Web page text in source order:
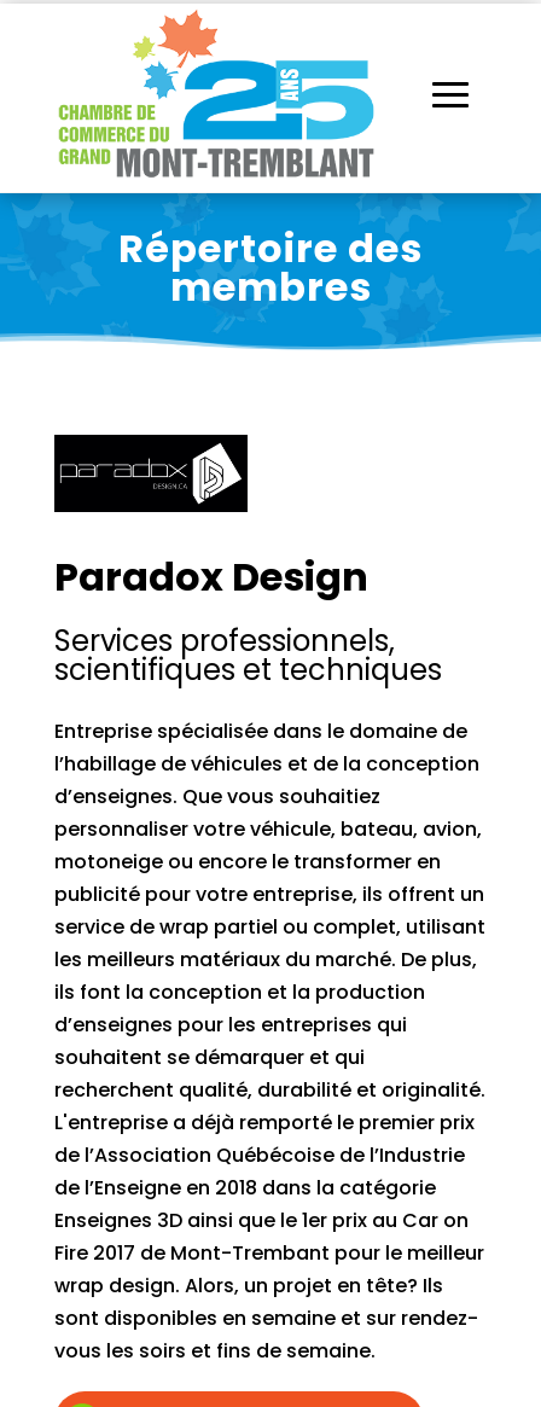
Répertoire des
membres
Paradox Design
Services professionnels,
scientifiques et techniques
Entreprise spécialisée dans le domaine de
l’habillage de véhicules et de la conception
d’enseignes. Que vous souhaitiez
personnaliser votre véhicule, bateau, avion,
motoneige ou encore le transformer en
publicité pour votre entreprise, ils offrent un
service de wrap partiel ou complet, utilisant
les meilleurs matériaux du marché. De plus,
ils font la conception et la production
d’enseignes pour les entreprises qui
souhaitent se démarquer et qui
recherchent qualité, durabilité et originalité.
L'entreprise a déjà remporté le premier prix
de l’Association Québécoise de l’Industrie
de l’Enseigne en 2018 dans la catégorie
Enseignes 3D ainsi que le 1er prix au Car on
Fire 2017 de Mont-Trembant pour le meilleur
wrap design. Alors, un projet en tête? Ils
sont disponibles en semaine et sur rendez-
vous les soirs et fins de semaine.